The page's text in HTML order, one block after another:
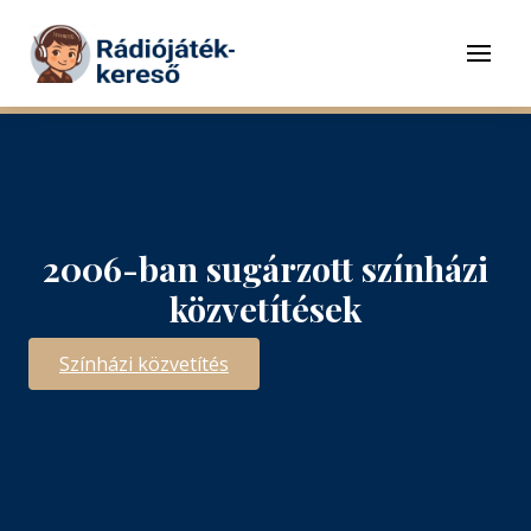
Tovább a tartalomhoz
Menü
2006-ban sugárzott színházi
közvetítések
Színházi közvetítés